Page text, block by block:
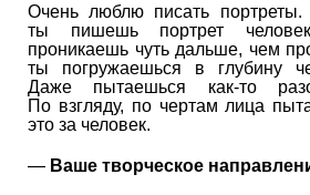
Очень люблю писать портреты.
ты пишешь портрет
проникаешь чуть дальше, чем
ты погружаешься в глубину
Даже пытаешься как-то
По взгляду, по чертам лица
это за человек.
— Ваше творческое